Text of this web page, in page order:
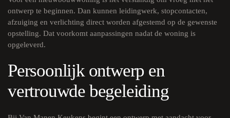
ontwerp te beginnen. Dan kunnen leidingwerk, stopcontacten,
afzuiging en verlichting direct worden afgestemd op de gewenste
opstelling. Dat voorkomt aanpassingen nadat de woning is
opgeleverd.
Persoonlijk ontwerp en
vertrouwde begeleiding